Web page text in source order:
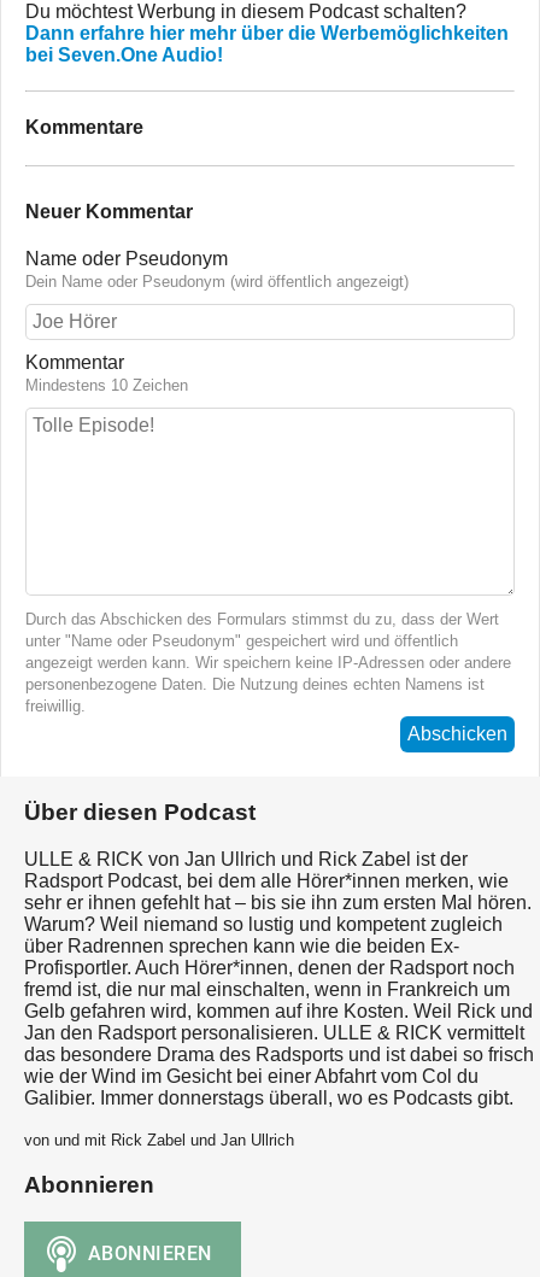
Du möchtest Werbung in diesem Podcast schalten?
Dann erfahre hier mehr über die Werbemöglichkeiten
bei Seven.One Audio!
Kommentare
Neuer Kommentar
Name oder Pseudonym
Dein Name oder Pseudonym (wird öffentlich angezeigt)
Kommentar
Mindestens 10 Zeichen
Durch das Abschicken des Formulars stimmst du zu, dass der Wert
unter "Name oder Pseudonym" gespeichert wird und öffentlich
angezeigt werden kann. Wir speichern keine IP-Adressen oder andere
personenbezogene Daten. Die Nutzung deines echten Namens ist
freiwillig.
Abschicken
Über diesen Podcast
ULLE & RICK von Jan Ullrich und Rick Zabel ist der
Radsport Podcast, bei dem alle Hörer*innen merken, wie
sehr er ihnen gefehlt hat – bis sie ihn zum ersten Mal hören.
Warum? Weil niemand so lustig und kompetent zugleich
über Radrennen sprechen kann wie die beiden Ex-
Profisportler. Auch Hörer*innen, denen der Radsport noch
fremd ist, die nur mal einschalten, wenn in Frankreich um
Gelb gefahren wird, kommen auf ihre Kosten. Weil Rick und
Jan den Radsport personalisieren. ULLE & RICK vermittelt
das besondere Drama des Radsports und ist dabei so frisch
wie der Wind im Gesicht bei einer Abfahrt vom Col du
Galibier. Immer donnerstags überall, wo es Podcasts gibt.
von und mit Rick Zabel und Jan Ullrich
Abonnieren